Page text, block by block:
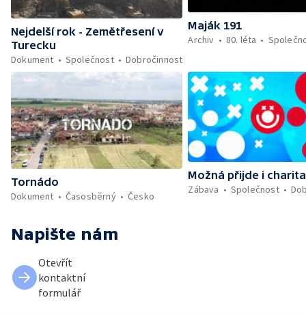
Nejdelší rok - Zemětřesení v
Turecku
Dokument
Společnost Dobročinnost
Maják 191
Archiv
80. léta
Tornádo
Dokument
Časosběrný Česko
Možná přijde i charita
Zábava
Společnost
Napište nám
Otevřít
kontaktní
formulář